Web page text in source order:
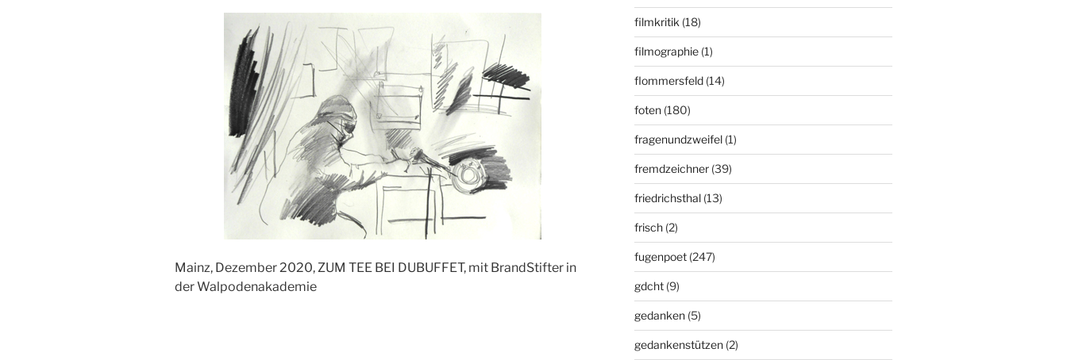
Mainz, Dezember 2020, ZUM TEE BEI DUBUFFET, mit BrandStifter in
der Walpodenakademie
filmkritik (18)
filmographie(1)
flommersfeld(14)
foten(180)
fragenundzweifel(1)
fremdzeichner(39)
friedrichsthal(13)
frisch(2)
fugenpoet(247)
gdcht(9)
gedanken(5)
gedankenstützen(2)